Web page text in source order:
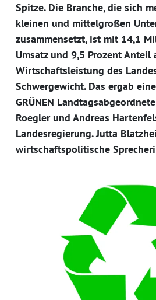
Spitze. Die Branche, die sich
kleinen und mittelgroßen
zusammensetzt, ist mit 14,1
Umsatz und 9,5 Prozent Anteil
Wirtschaftsleistung des
Schwergewicht. Das ergab
GRÜNEN
Roegler und Andreas
Landesregierung. Jutta
wirtschaftspolitische